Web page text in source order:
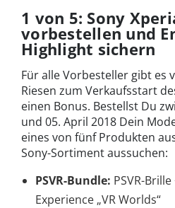
1 von 5: Sony
vorbestellen und
Highlight sichern
Für alle Vorbesteller gibt es
Riesen zum Verkaufsstart
einen Bonus. Bestellst Du
und 05. April 2018 Dein
eines von fünf Produkten
Sony-Sortiment aussuchen:
PSVR-Bundle: PSVR-
Experience „VR Worlds“